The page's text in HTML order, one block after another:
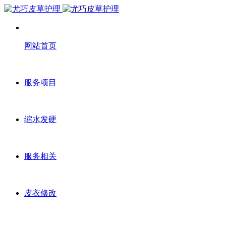
网站首页
服务项目
缩水发硬
服务相关
皮衣修改